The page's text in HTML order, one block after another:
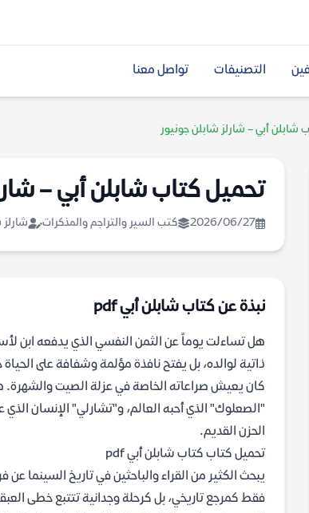
التصنيفات تواصل معنا
شابلن أبي – شارلز شابلن جونيور
تحميل كتاب شابلن أبي –
2026/06/27 كتب السير والتراجم والمذكرات شارلز
نبذة عن كتاب شابلن أبي pdf
هل تساءلت يوماً عن الثمن النفسي الذي يدفعه ابن
ذاتية لوالده، بل يفتح نافذة مؤلمة وشفافة على
كان يعيش صراعاته الخاصة في عزلة الصيت والشهرة.
"الصعلوك" الذي أحبه العالم، و"تشارلي" الإنسان
الحزن القديم.
تحميل كتاب كتاب شابلن أبي pdf
يبحث الكثير من القراء والباحثين في تاريخ السينما عن
فقط كمرجع تاريخي، بل كرحلة وجدانية تتتبع خطى